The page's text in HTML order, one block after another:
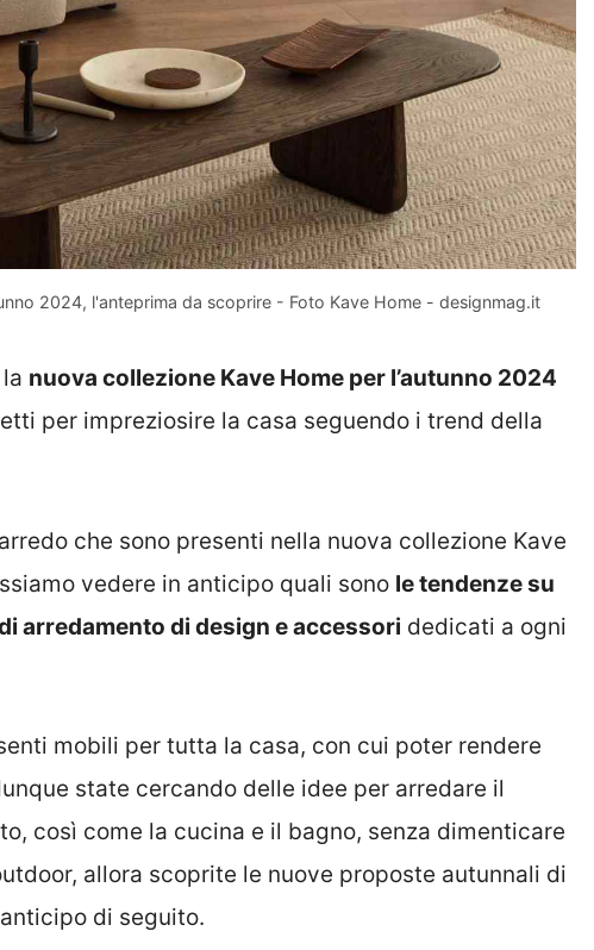
2024, l'anteprima da scoprire - Foto Kave Home - designmag.it
nuova collezione Kave Home per l’autunno 2024
per impreziosire la casa seguendo i trend della
che sono presenti nella nuova collezione Kave
vedere in anticipo quali sono le tendenze su
arredamento di design e accessori dedicati a ogni
mobili per tutta la casa, con cui poter rendere
state cercando delle idee per arredare il
così come la cucina e il bagno, senza dimenticare
allora scoprite le nuove proposte autunnali di
di seguito.